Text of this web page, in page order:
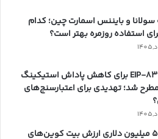
و بایننس اسمارت چین؛ کدام
استفاده روزمره بهتر است؟
طرح EIP-8363 برای کاهش پاداش استیکینگ
شد؛ تهدیدی برای اعتبارسنج‌های
افت ۵۴۰ میلیون دلاری ارزش بیت کوین‌های